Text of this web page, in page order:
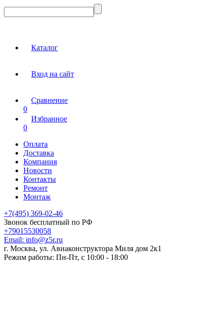
Каталог
Вход на сайт
Сравнение
0
Избранное
0
Оплата
Доставка
Компания
Новости
Контакты
Ремонт
Монтаж
+7(495) 369-02-46
Звонок бесплатный по РФ
+79015530058
Email: info@z5r.ru
г. Москва, ул. Авиаконструктора Миля дом 2к1
Режим работы: Пн-Пт, с 10:00 - 18:00